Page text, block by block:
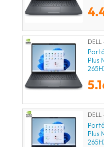
DELL
Plus
DELL
Plus